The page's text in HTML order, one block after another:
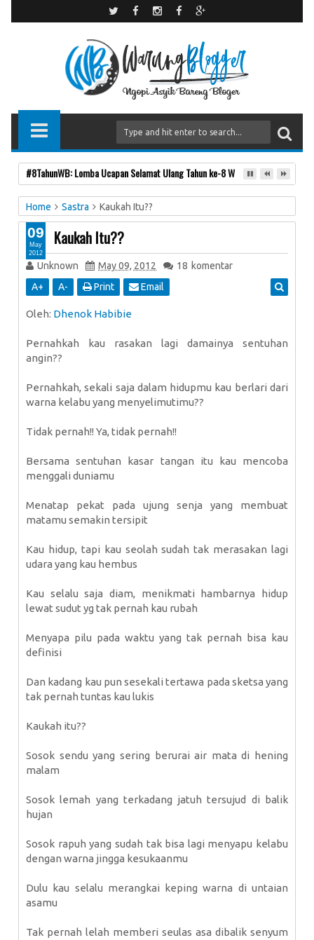
#8TahunWB: Lomba Ucapan Selamat Ulang Tahun ke-8 Warung Blogger
Home Sastra Kaukah Itu??
Kaukah Itu??
Unknown May 09, 2012 18 komentar
A+ A- Print Email
Oleh: Dhenok Habibie
Pernahkah kau rasakan lagi damainya sentuhan
angin??
Pernahkah, sekali saja dalam hidupmu kau berlari dari
warna kelabu yang menyelimutimu??
Tidak pernah!! Ya, tidak pernah!!
Bersama sentuhan kasar tangan itu kau mencoba
menggali duniamu
Menatap pekat pada ujung senja yang membuat
matamu semakin tersipit
Kau hidup, tapi kau seolah sudah tak merasakan lagi
udara yang kau hembus
Kau selalu saja diam, menikmati hambarnya hidup
lewat sudut yg tak pernah kau rubah
Menyapa pilu pada waktu yang tak pernah bisa kau
definisi
Dan kadang kau pun sesekali tertawa pada sketsa yang
tak pernah tuntas kau lukis
Kaukah itu??
Sosok sendu yang sering berurai air mata di hening
malam
Sosok lemah yang terkadang jatuh tersujud di balik
hujan
Sosok rapuh yang sudah tak bisa lagi menyapu kelabu
dengan warna jingga kesukaanmu
Dulu kau selalu merangkai keping warna di untaian
asamu
Tak pernah lelah memberi seulas asa dibalik senyum
09
May
2012